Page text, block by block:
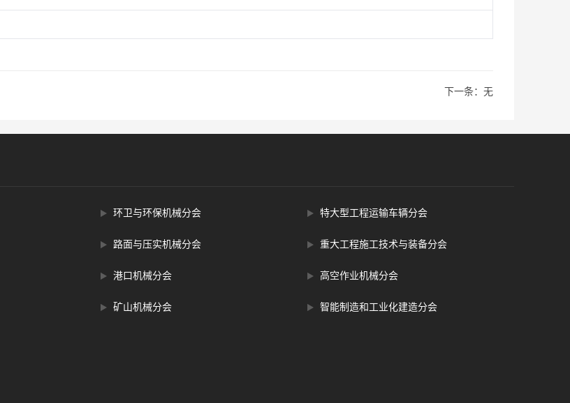
下一条：无
环卫与环保机械分会
路面与压实机械分会
港口机械分会
矿山机械分会
特大型工程运输车辆分会
重大工程施工技术与装备分会
高空作业机械分会
智能制造和工业化建造分会